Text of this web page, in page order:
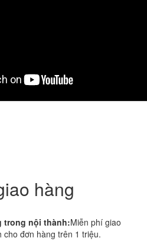
hàng
trong nội thành:Miễn phí giao
cho đơn hàng trên 1 triệu.